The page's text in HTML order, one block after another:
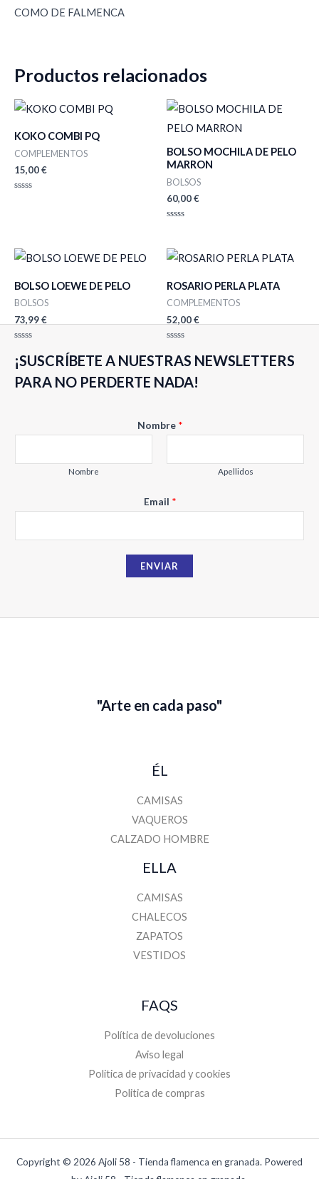
COMO DE FALMENCA
Productos relacionados
KOKO COMBI PQ
COMPLEMENTOS
15,00€
BOLSO MOCHILA DE PELO
MARRON
BOLSOS
60,00€
de
5
BOLSO LOEWE DE PELO
BOLSOS
73,99€
con
0
5
ROSARIO PERLA PLATA
COMPLEMENTOS
52,00€
con
0
5
¡SUSCRÍBETE A NUESTRAS NEWSLETTERS
PARA NO PERDERTE NADA!
m
N
m
b
r
Nombre *
Nombre Apellidos
Email *
ENVIAR
"Arte en cada paso"
ÉL
CAMISAS
VAQUEROS
CALZADO HOMBRE
ELLA
CAMISAS
CHALECOS
ZAPATOS
VESTIDOS
FAQS
Política de devoluciones
Aviso legal
Politica de privacidad y cookies
Politica de compras
Copyright © 2026 Ajoli 58 - Tienda flamenca en granada. Powered